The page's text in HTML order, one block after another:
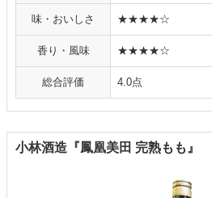
味・おいしさ ★★★★☆
香り・風味 ★★★★☆
総合評価 4.0点
小林酒造『鳳凰美田 完熟もも』